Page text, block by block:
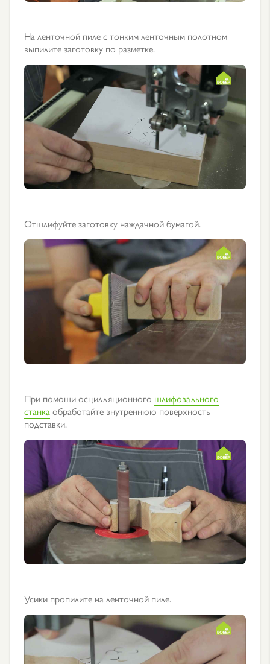
На ленточной пиле с тонким ленточным полотном
выпилите заготовку по разметке.
Отшлифуйте заготовку наждачной бумагой.
При помощи осцилляционного шлифовального
станкаобработайте внутреннюю поверхность
подставки.
Усики пропилите на ленточной пиле.